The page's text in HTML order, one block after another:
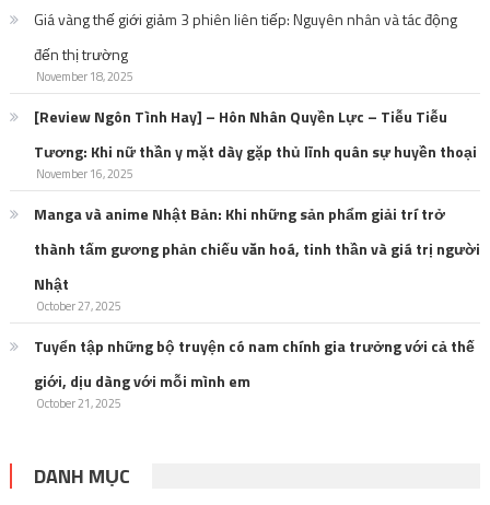
Giá vàng thế giới giảm 3 phiên liên tiếp: Nguyên nhân và tác động
đến thị trường
November 18, 2025
[Review Ngôn Tình Hay] – Hôn Nhân Quyền Lực – Tiễu Tiễu
Tương: Khi nữ thần y mặt dày gặp thủ lĩnh quân sự huyền thoại
November 16, 2025
Manga và anime Nhật Bản: Khi những sản phẩm giải trí trở
thành tấm gương phản chiếu văn hoá, tinh thần và giá trị người
Nhật
October 27, 2025
Tuyển tập những bộ truyện có nam chính gia trưởng với cả thế
giới, dịu dàng với mỗi mình em
October 21, 2025
DANH MỤC